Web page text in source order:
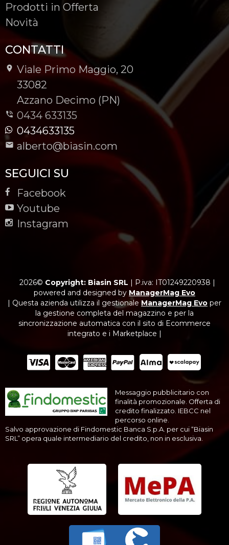
Prodotti in Offerta
Novità
CONTATTI
Viale Primo Maggio, 20
-
33082
-
Azzano Decimo (PN)
0434 633135
0434633135
alberto@biasin.com
SEGUICI SU
Facebook
Youtube
Instagram
2026© Copyright: Biasin SRL | P.iva: IT01249220938 |
powered and designed by ManagerMag Evo
| Questa azienda utilizza il gestionale ManagerMag Evo per
la gestione completa del magazzino e per la
sincronizzazione automatica con il sito di Ecommerce
integrato e i Marketplace |
Messaggio pubblicitario con
finalità promozionale. Offerta di
credito finalizzato. IEBCC nel
percorso online.
Salvo approvazione di Findomestic Banca S.p.A. per cui “Biasin
SRL” opera quale intermediario del credito, non in esclusiva.